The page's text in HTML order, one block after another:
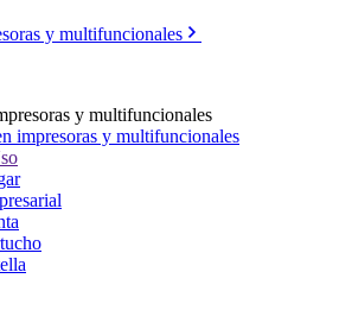
y multifuncionales
y multifuncionales
impresoras y multifuncionales